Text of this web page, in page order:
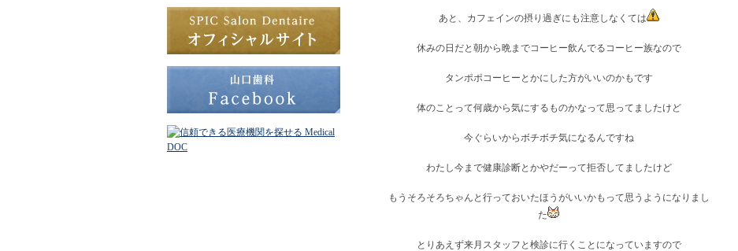
あと、カフェインの摂り過ぎにも注意しなくては
休みの日だと朝から晩までコーヒー飲んでるコーヒー族なので
タンポポコーヒーとかにした方がいいのかもです
体のことって何歳から気にするものかなって思ってましたけど
今ぐらいからボチボチ気になるんですね
わたし今まで健康診断とかやだーって拒否してましたけど
もうそろそろちゃんと行っておいたほうがいいかもって思うようになりまし
た
とりあえず来月スタッフと検診に行くことになっていますので